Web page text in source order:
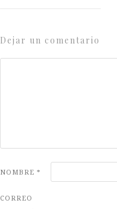
Dejar un comentario
NOMBRE *
CORREO